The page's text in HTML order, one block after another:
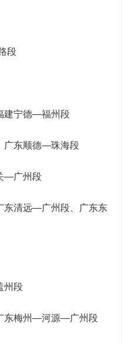
段
宁德—福州段
东顺德—珠海段
—广州段
清远—广州段、广东东
段
梅州—河源—广州段